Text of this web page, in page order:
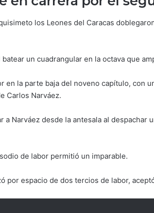
los Leones del Caracas
un cuadrangular en la octava que
en la parte baja del noveno capítulo, con
Carlos Narváez.
Narváez desde la antesala al despachar
de labor permitió un imparable.
por espacio de dos tercios de labor,